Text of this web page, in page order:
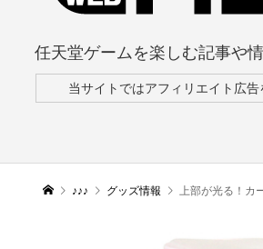
任天堂ゲームを楽しむ記事や
当サイトではアフィリエイト広
♪♪♪ グッズ情報 上部が光る！カ